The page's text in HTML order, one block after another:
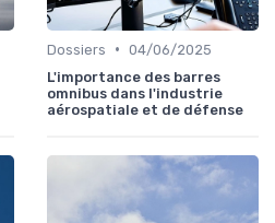
Dossiers • 04/06/2025
L'importance des barres
omnibus dans l'industrie
aérospatiale et de défense